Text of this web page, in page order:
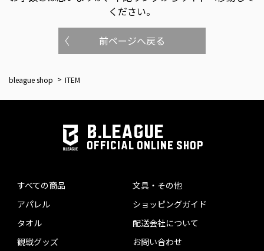
ください。
前ページへ戻る
bleague shop ITEM
B.LEAGUE
OFFICIAL ONLINE SHOP
すべての商品
アパレル
タオル
観戦グッズ
文具・その他
ショッピングガイド
配送会社について
お問い合わせ